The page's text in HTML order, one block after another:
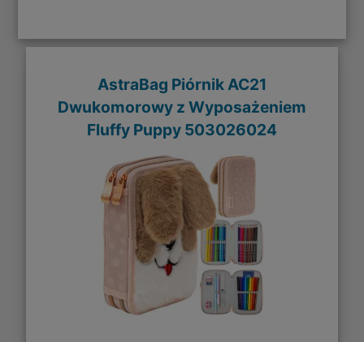
AstraBag Piórnik AC21
Dwukomorowy z Wyposażeniem
Fluffy Puppy 503026024